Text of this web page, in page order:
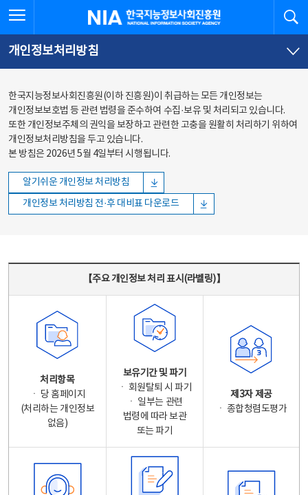
바로가기
바로가기
한국지능정보사회진흥원
개인정보처리방침
한국지능정보사회진흥원(이하 진흥원)이 취급하는 모든 개인정보는
개인정보보호법 등 관련 법령을 준수하여 수집·보유 및 처리되고 있습니다.
또한 개인정보주체의 권익을 보장하고 관련한 고충을 원활히 처리하기 위하여
개인정보처리방침을 두고 있습니다.
본 방침은 2026년 5월 4일부터 시행됩니다.
알기쉬운 개인정보 처리방침
개인정보 처리방침 전·후 대비표 다운로드
【주요 개인정보 처리 표시(라벨링)】
처리항목
ㆍ 당 홈페이지
(처리하는 개인정보
없음)
보유기간 및 파기
ㆍ 회원탈퇴 시 파기
ㆍ 일부는 관련
법령에 따라 보관
또는 파기
제3자 제공
ㆍ 종합청렴도평가